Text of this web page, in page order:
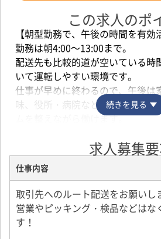
この求人のポ
【朝型勤務で、午後の時間を有効
勤務は朝4:00～13:00まで。
配送先も比較的道が空いている時
いて運転しやすい環境です。
仕事が早めに終わるので、午後は
味、役所・病院などの予定にも使
ムを整えながら働けます。
【未経験からプロドライバーへ】
研修＋先輩スタッフの同乗指導で
から丁寧にサポート。
近距離メインのルート配送なので
な道順を覚える負担も少なめです
「運転を仕事にしたい」「ドライ
という方にも始めやすいお仕事で
続きを見る
求人募集
仕事内容
取引先へのルート配送をお願いし
営業やピッキング・検品などはな
す！